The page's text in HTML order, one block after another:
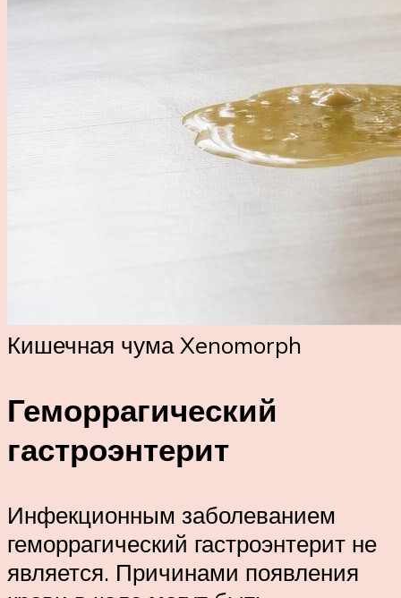
Кишечная чума Xenomorph
Геморрагический
гастроэнтерит
Инфекционным заболеванием
геморрагический гастроэнтерит не
является. Причинами появления